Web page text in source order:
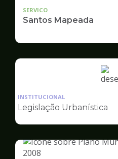
SERVICO
Santos Mapeada
INSTITUCIONAL
Legislação Urbanística